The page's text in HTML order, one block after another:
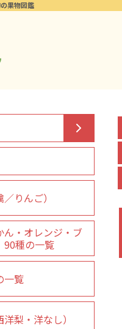
果物図鑑
りんご）
ん・オレンジ・ブ
90種の一覧
一覧
梨・洋なし）